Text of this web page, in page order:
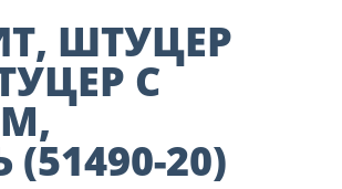
ШТУЦЕР
С
20)